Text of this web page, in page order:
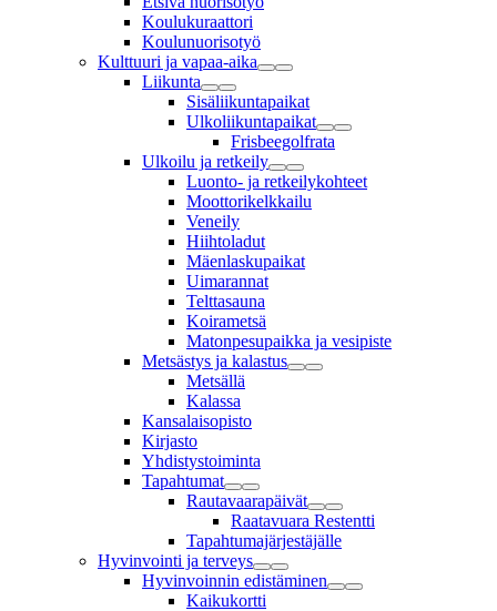
Koulukuraattori
Koulunuorisotyö
Kulttuuri ja vapaa-aika
Liikunta
Sisäliikuntapaikat
Ulkoliikuntapaikat
Frisbeegolfrata
Ulkoilu ja retkeily
Luonto- ja retkeilykohteet
Moottorikelkkailu
Veneily
Hiihtoladut
Mäenlaskupaikat
Uimarannat
Telttasauna
Koirametsä
Matonpesupaikka ja vesipiste
Metsästys ja kalastus
Metsällä
Kalassa
Kansalaisopisto
Kirjasto
Yhdistystoiminta
Tapahtumat
Rautavaarapäivät
Raatavuara Restentti
Tapahtumajärjestäjälle
Hyvinvointi ja terveys
Hyvinvoinnin edistäminen
Kaikukortti